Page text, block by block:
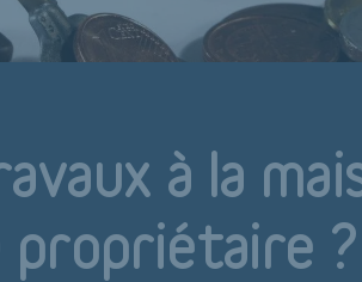
à la
propriétaire ?